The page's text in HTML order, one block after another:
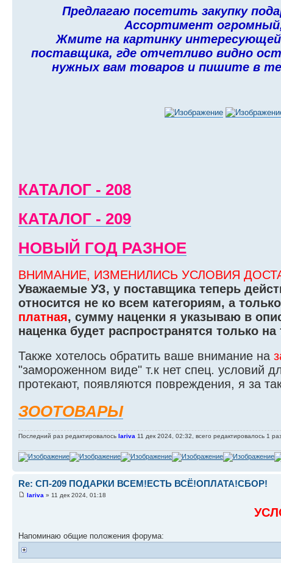
Предлагаю посетить закупку
Ассортимент
Жмите на картинку
поставщика, где отчетливо видно
нужных вам товаров и пишите в
КАТАЛОГ - 208
КАТАЛОГ - 209
НОВЫЙ ГОД РАЗНОЕ
ВНИМАНИЕ, ИЗМЕНИЛИСЬ УСЛОВИЯ
Уважаемые УЗ, у поставщика теперь
относится не ко всем категориям, а
платная, сумму наценки я указываю в
наценка будет распространятся только
Также хотелось обратить ваше внимание на
"замороженном виде" т.к нет спец. условий
протекают, появляются повреждения, я за
ЗООТОВАРЫ
Последний раз редактировалось lariva 11 дек 2024, 02:32, всего редактировалось 1
Re: СП-209 ПОДАРКИ ВСЕМ!ЕСТЬ ВСЁ!ОПЛАТА!СБОР!
lariva » 11 дек 2024, 01:18
Напоминаю общие положения форума: